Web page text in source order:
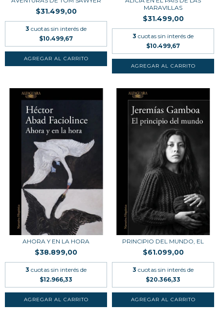
$31.499,00
3 cuotas sin interés de
$10.499,67
MARAVILLAS
$31.499,00
3 cuotas sin interés de
$10.499,67
AHORA Y EN LA HORA
$38.899,00
3 cuotas sin interés de
$12.966,33
PRINCIPIO DEL MUNDO, EL
$61.099,00
3 cuotas sin interés de
$20.366,33